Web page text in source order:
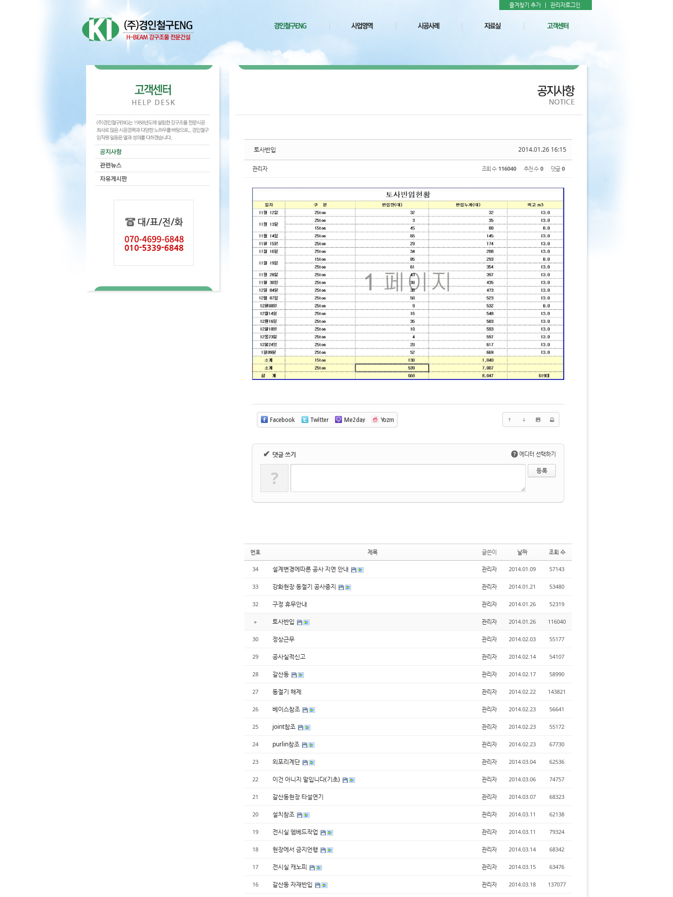
즐겨찾기 추가 관리자로그인
2014.01.26 16:15
토사반입
관리자 조회 수 116040 추천 수 0 댓글 0
Facebook Twitter Me2day Yozm
✔ 댓글 쓰기 ? 에디터 선택하기
?
번호 제목 글쓴이 날짜 조회 수
34 설계변경에따른 공사 지연 안내 관리자 2014.01.09 57143
33 강화현장 동절기 공사중지 관리자 2014.01.21 53480
32 구정 휴무안내 관리자 2014.01.26 52319
» 토사반입 관리자 2014.01.26 116040
30 정상근무 관리자 2014.02.03 55177
29 공사실적신고 관리자 2014.02.14 54107
28 갈산동 관리자 2014.02.17 58990
27 동절기 해제 관리자 2014.02.22 143821
26 베이스참조 관리자 2014.02.23 56641
25 joint참조 관리자 2014.02.23 55172
24 purlin참조 관리자 2014.02.23 67730
23 외포리계단 관리자 2014.03.04 62536
22 이건 아니지 말입니다(기초) 관리자 2014.03.06 74757
21 갈산동현장 타설연기 관리자 2014.03.07 68323
20 설치참조 관리자 2014.03.11 62138
19 전시실 엠베드작업 관리자 2014.03.11 79324
18 현장에서 금지언행 관리자 2014.03.14 68342
17 전시실 캐노피 관리자 2014.03.15 63476
16 갈산동 자재반입 관리자 2014.03.18 137077
Sketchbook5, 스케치북5
Sketchbook5, 스케치북5
Sketchbook5, 스케치북5
Sketchbook5, 스케치북5